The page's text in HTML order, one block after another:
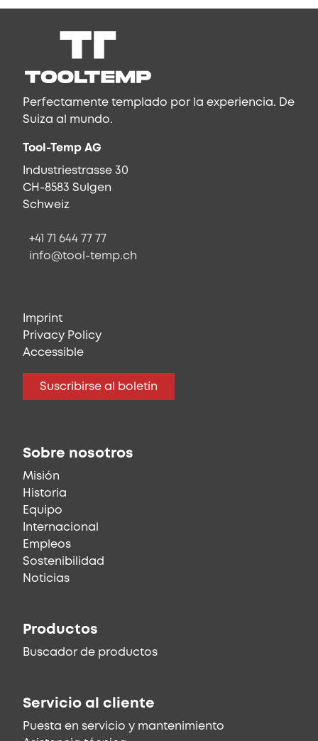
Perfectamente templado por la experiencia. De
Suiza al mundo.
Tool-Temp AG
Industriestrasse 30
CH-8583 Sulgen
Schweiz
+41 71 644 77 77
info@tool-temp.ch
Imprint
Privacy Policy
Accessible
Suscribirse al boletín
Sobre nosotros
Misión
Historia
Equipo
Internacional
Empleos
Sostenibilidad
Noticias
Productos
Buscador de productos
Servicio al cliente
Puesta en servicio y mantenimiento